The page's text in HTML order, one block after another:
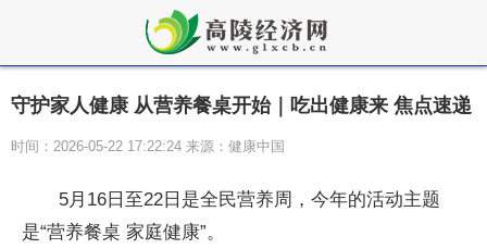
守护家人健康 从营养餐桌开始｜吃出健康来 焦点速递
时间：2026-05-22 17:22:24 来源：健康中国
5月16日至22日是全民营养周，今年的活动主题
是“营养餐桌 家庭健康”。